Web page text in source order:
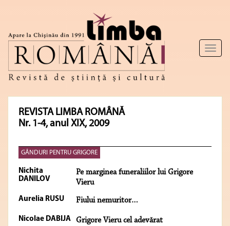
Toggle
REVISTA LIMBA ROMÂNĂ
Nr. 1-4, anul XIX, 2009
GÂNDURI PENTRU GRIGORE
Nichita
DANILOV
Pe marginea funeraliilor lui Grigore
Vieru
Aurelia RUSU Fiului nemuritor…
Nicolae DABIJA Grigore Vieru cel adevărat